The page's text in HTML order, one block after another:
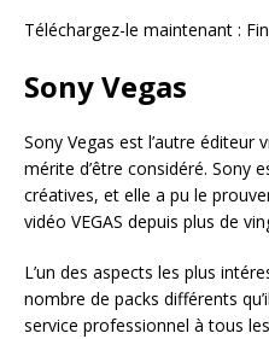
Téléchargez-le maintenant :
Sony Vegas
Sony Vegas est l’autre éditeur
mérite d’être considéré. Sony
créatives, et elle a pu le
vidéo VEGAS depuis plus de
L’un des aspects les plus
nombre de packs différents
service professionnel à tous